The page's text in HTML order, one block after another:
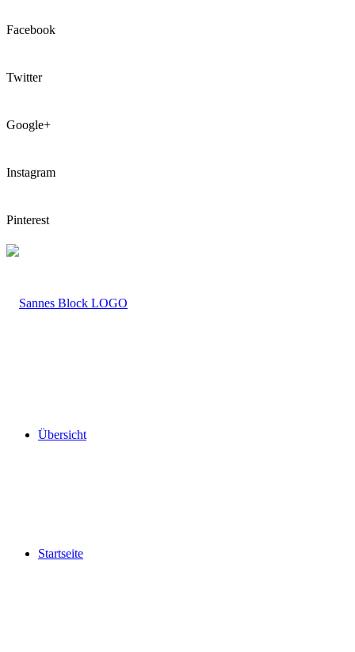
Facebook
Twitter
Google+
Instagram
Pinterest
LOGO
Übersicht
Startseite